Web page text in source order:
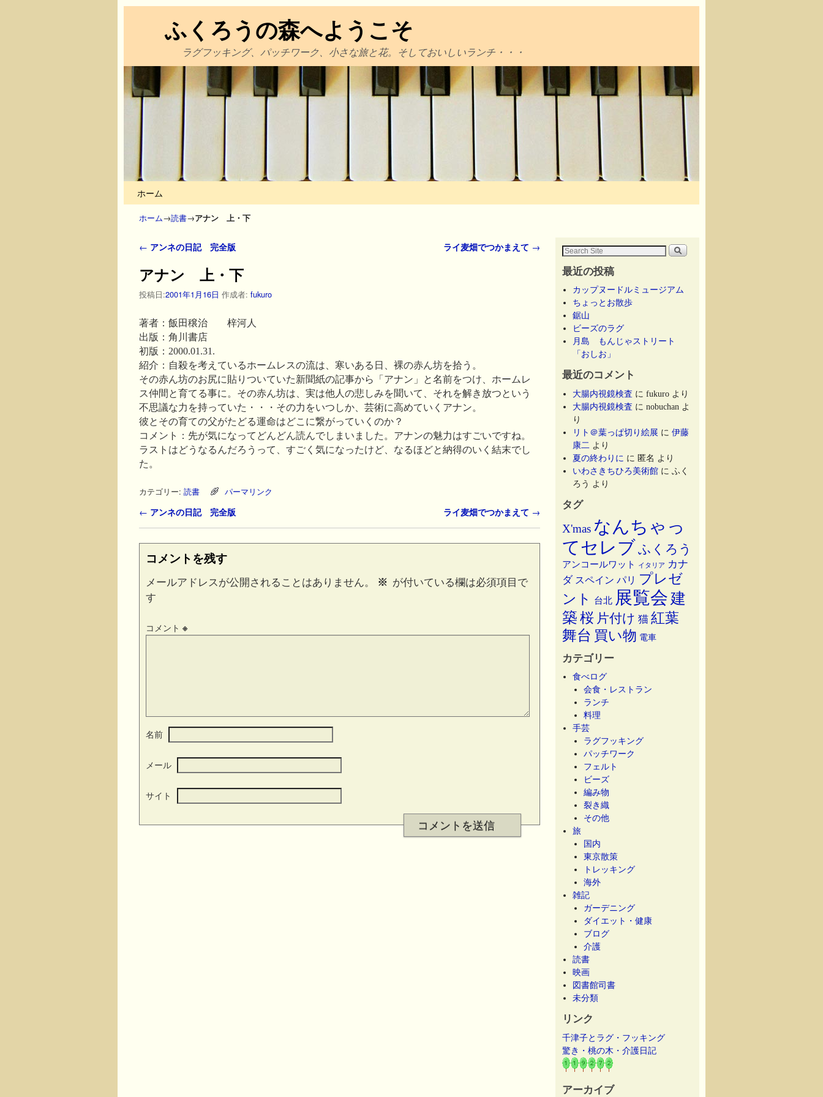
ふくろうの森へようこそ
ラグフッキング、パッチワーク、小さな旅と花。そしておいしいランチ・・・
ホーム
ホーム→読書→アナン 上・下
投稿ナビゲーション
← アンネの日記 完全版 ライ麦畑でつかまえて →
アナン 上・下
投稿日:2001年1月16日 作成者: fukuro
著者：飯田穣治 梓河人
出版：角川書店
初版：2000.01.31.
紹介：自殺を考えているホームレスの流は、寒いある日、裸の赤ん坊を拾う。
その赤ん坊のお尻に貼りついていた新聞紙の記事から「アナン」と名前をつけ、ホームレ
ス仲間と育てる事に。その赤ん坊は、実は他人の悲しみを聞いて、それを解き放つという
不思議な力を持っていた・・・その力をいつしか、芸術に高めていくアナン。
彼とその育ての父がたどる運命はどこに繋がっていくのか？
コメント：先が気になってどんどん読んでしまいました。アナンの魅力はすごいですね。
ラストはどうなるんだろうって、すごく気になったけど、なるほどと納得のいく結末でし
た。
カテゴリー: 読書 パーマリンク
投稿ナビゲーション
← アンネの日記 完全版 ライ麦畑でつかまえて →
コメントを残す
メールアドレスが公開されることはありません。 ※ が付いている欄は必須項目で
す
コメント ※
名前
メール
サイト
最近の投稿
カップヌードルミュージアム
ちょっとお散歩
鋸山
ビーズのラグ
月島 もんじゃストリート
「おしお」
最近のコメント
大腸内視鏡検査 にfukuro より
大腸内視鏡検査 にnobuchan よ
り
リト＠葉っぱ切り絵展 に伊藤
康二 より
夏の終わりに に匿名 より
いわさきちひろ美術館 にふく
ろう より
タグ
X'mas なんちゃっ
てセレブ ふくろう
アンコールワット イタリア
カナ
ダ スペイン パリ プレゼ
ント
台北 展覧会 建
築桜 片付け 猫 紅葉
舞台 買い物 電車
カテゴリー
食べログ
会食・レストラン
ランチ
料理
手芸
ラグフッキング
パッチワーク
フェルト
ビーズ
編み物
裂き織
その他
旅
国内
東京散策
トレッキング
海外
雑記
ガーデニング
ダイエット・健康
ブログ
介護
読書
映画
図書館司書
未分類
リンク
千津子とラグ・フッキング
驚き・桃の木・介護日記
アーカイブ